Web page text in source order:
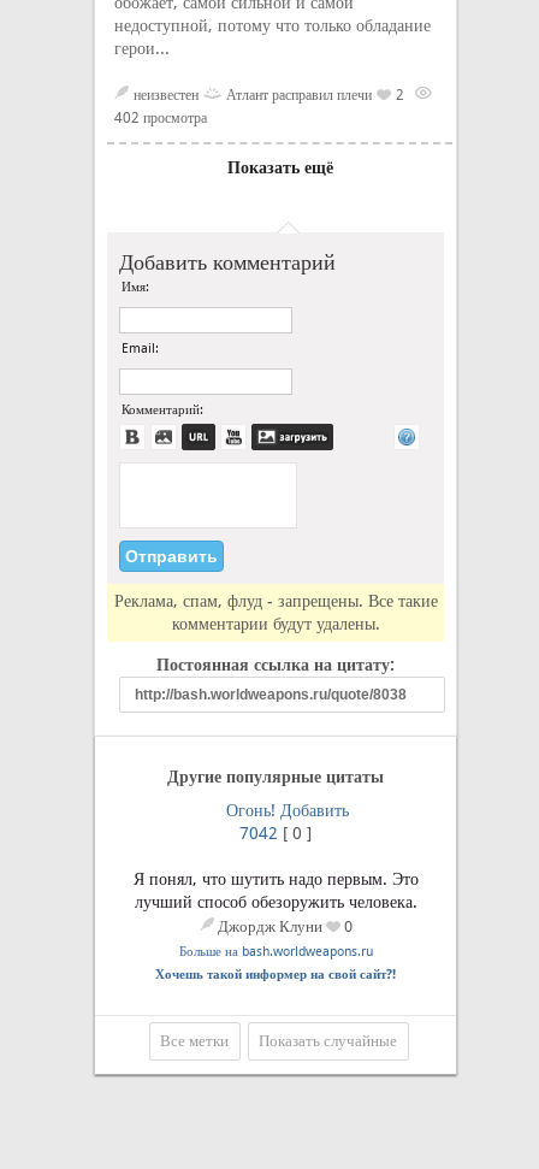
недоступной, потому что только обладание
герои...
неизвестен Атлант расправил плечи
2
402 просмотра
Показать ещё
Добавить комментарий
Имя:
Email:
Комментарий:
Реклама, спам, флуд - запрещены. Все такие
комментарии будут удалены.
Постоянная ссылка на цитату:
Другие популярные цитаты
Огонь! Добавить
7042 [ 0 ]
Я понял, что шутить надо первым. Это
лучший способ обезоружить человека.
Джордж Клуни 0
Больше на bash.worldweapons.ru
Хочешь такой информер на свой сайт?!
Все метки Показать случайные